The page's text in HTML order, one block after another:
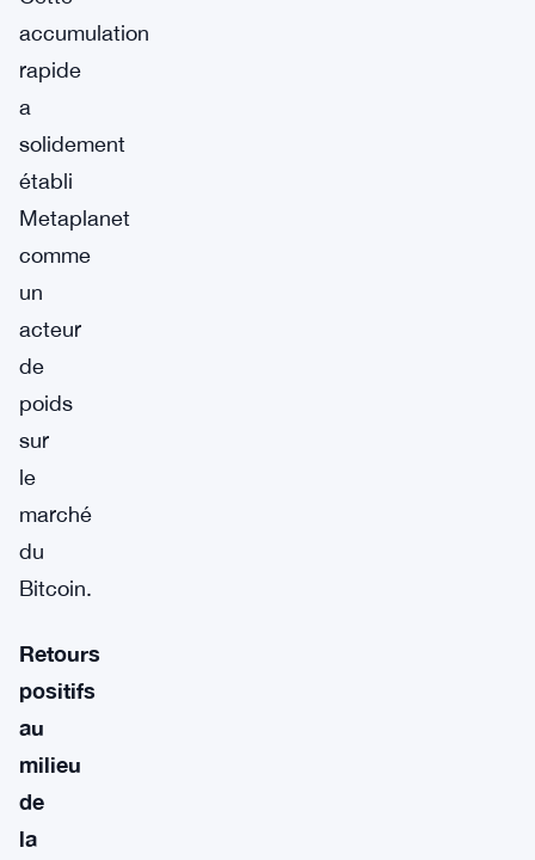
accumulation
rapide
a
solidement
établi
Metaplanet
comme
un
acteur
de
poids
sur
le
marché
du
Bitcoin.
Retours
positifs
au
milieu
de
la